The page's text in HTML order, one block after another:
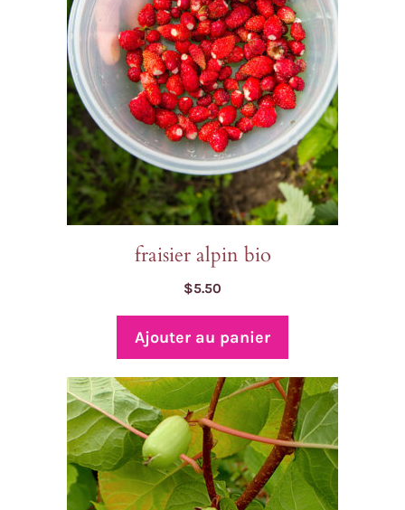
fraisier alpin bio
$5.50
Ajouter au panier